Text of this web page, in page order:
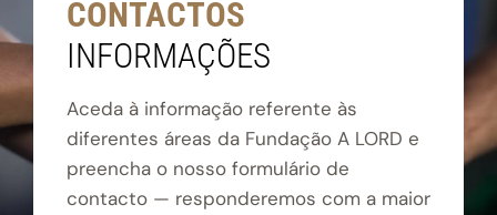
CONTACTOS
INFORMAÇÕES
Aceda à informação referente às
diferentes áreas da Fundação A LORD e
preencha o nosso formulário de
contacto — responderemos com a maior